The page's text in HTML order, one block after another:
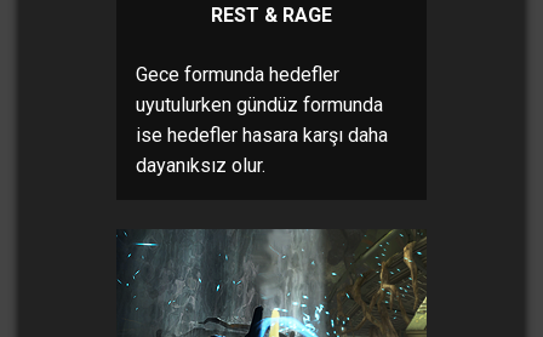
REST & RAGE
Gece formunda hedefler
uyutulurken gündüz formunda
ise hedefler hasara karşı daha
dayanıksız olur.